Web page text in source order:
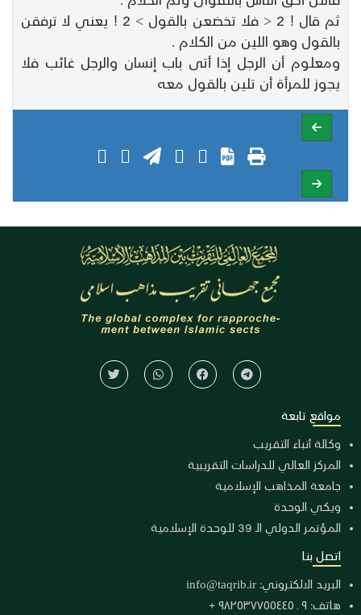
ثم قال ! 2 < فلا تخضعن بالقول > 2 ! يعني لا ترفقن
بالقول وهو اللين من الكلام .
ومعلوم أن الرجل إذا أتى باب إنسان والرجل غائب فلا
يجوز للمرأة أن تلين بالقول معه
مواقع تابعة
وكالة أنباء التقريب
المركز العالي للدراسات التقريبية
جامعة المذاهب الإسلامية
ويكي الوحدة
المؤتمر الدولي الـ 39 للوحدة الإسلامية
اتصل بنا
البريد الالكتروني: info@taqrib.ir
هاتف: ٩ ـ ٩٨٢٥٣٧٧٥٥٤٤٥ +